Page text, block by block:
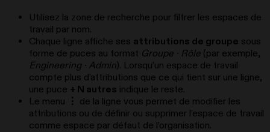
Utilisez la zone de recherche pour filtrer les espaces de
travail par nom.
Chaque ligne affiche ses attributions de groupe sous
forme de puces au format Groupe · Rôle (par exemple,
Engineering · Admin). Lorsqu’un espace de travail
compte plus d’attributions que ce qui tient sur une ligne,
une puce + N autres indique le reste.
Le menu ⋮ de la ligne vous permet de modifier les
attributions ou de définir ou supprimer l’espace de travail
comme espace par défaut de l’organisation.